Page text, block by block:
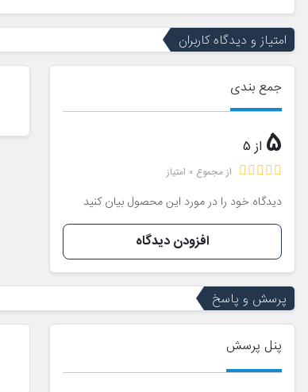
امتیاز و دیدگاه کاربران
جمع بندی
5 از 5
از مجموع 0 امتیاز
دیدگاه خود را در مورد این محصول بیان کنید
افزودن دیدگاه
پرسش و پاسخ
پنل پرسش